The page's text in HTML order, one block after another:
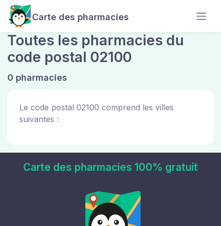
Carte des pharmacies
Toutes les pharmacies du
code postal 02100
0 pharmacies
Le code postal 02100 comprend les villes
suivantes :
Carte des pharmacies 100% gratuit